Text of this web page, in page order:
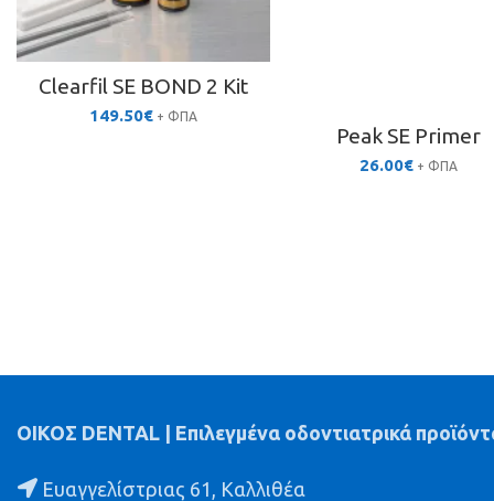
Clearfil SE BOND 2 Kit
149.50€ + ΦΠΑ
Peak SE Primer
26.00€ + ΦΠΑ
ΟΙΚΟΣ DENTAL | Επιλεγμένα οδοντιατρικά
Ευαγγελίστριας 61, Καλλιθέα